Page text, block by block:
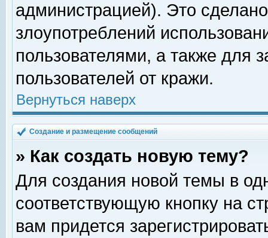
администрацией). Это
злоупотреблений
пользователями, а также для
пользователей от кражи.
Вернуться наверх
Создание и размещение сообщений
» Как создать новую тему?
Для создания новой темы в
соответствующую кнопку на
вам придется